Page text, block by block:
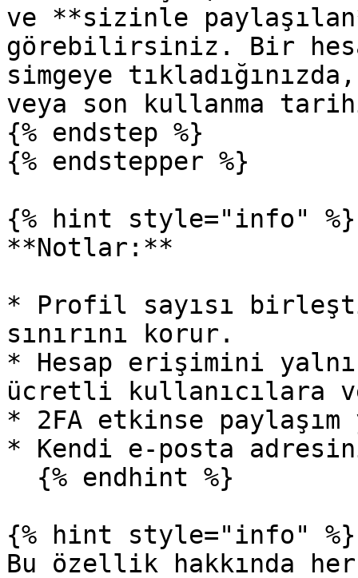
ve **sizinle
görebilirsiniz. Bir
simgeye
veya son kullanma
{% endstep %}
{% endstepper %}
{% hint style="info" %}
**Notlar:**
* Profil sayısı
sınırını korur.
* Hesap erişimini
ücretli kullanıcılara
* 2FA etkinse paylaşım
* Kendi e-posta
{% hint style="info" %}
Bu özellik hakkında